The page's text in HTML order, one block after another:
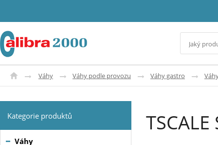
Váhy Váhy podle provozu Váhy gastro
Kategorie produktů
Váhy